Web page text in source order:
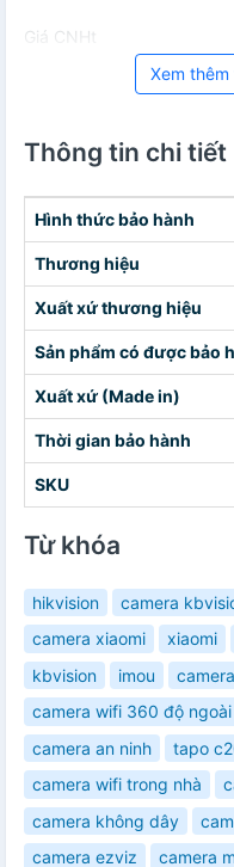
Giá CNHt
Xem
Thông tin chi tiết
Hình thức bảo hành
Thương hiệu
Xuất xứ thương hiệu
Sản phẩm có được bảo
Xuất xứ (Made in)
Thời gian bảo hành
SKU
Từ khóa
hikvision camera
camera xiaomi
xiaomi
kbvision
imou
camera wifi 360 độ
camera an ninh
tapo
camera wifi trong nhà
camera không dây
camera ezviz
camera